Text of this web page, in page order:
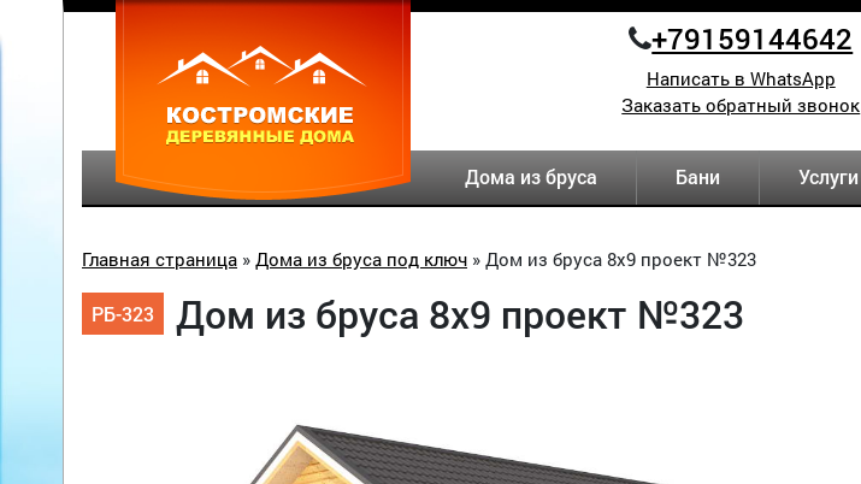
+79159144642
Написать в WhatsApp
Заказать обратный звонок
Дома из бруса Бани Услуги
Главная страница » Дома из бруса под ключ » Дом из бруса 8х9 проект №323
РБ-323 Дом из бруса 8х9 проект №323